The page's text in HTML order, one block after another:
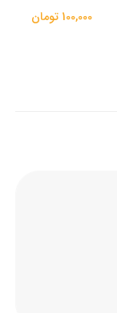
100,000 تومان